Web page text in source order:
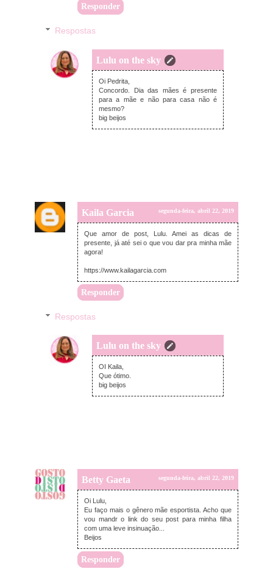
Responder
Respostas
Lulu on the sky
quarta-feira, abril 24, 2019
Oi Pedrita,
Concordo. Dia das mães é presente
para a mãe e não para casa não é
mesmo?
big beijos
Kaila Garcia segunda-feira, abril 22, 2019
Que amor de post, Lulu. Amei as dicas de
presente, já até sei o que vou dar pra minha mãe
agora!
https://www.kailagarcia.com
Responder
Respostas
Lulu on the sky
quarta-feira, abril 24, 2019
OI Kaila,
Que ótimo.
big beijos
Betty Gaeta segunda-feira, abril 22, 2019
Oi Lulu,
Eu faço mais o gênero mãe esportista. Acho que
vou mandr o link do seu post para minha filha
com uma leve insinuação...
Beijos
Responder